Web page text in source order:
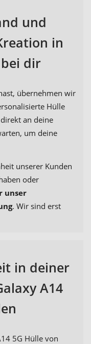
und
in
dir
übernehmen wir
Hülle
an deine
um deine
unserer Kunden
oder
unser
. Wir sind erst
in deiner
A14
5G Hülle von